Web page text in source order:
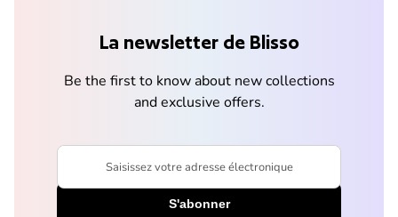
La newsletter de Blisso
Be the first to know about new collections
and exclusive offers.
Saisissez votre adresse électronique